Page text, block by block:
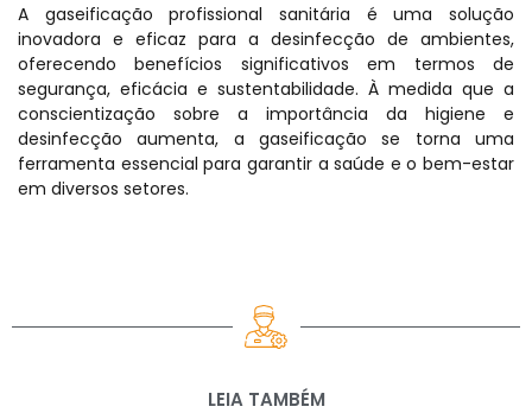
A gaseificação profissional sanitária é uma solução
inovadora e eficaz para a desinfecção de ambientes,
oferecendo benefícios significativos em termos de
segurança, eficácia e sustentabilidade. À medida que a
conscientização sobre a importância da higiene e
desinfecção aumenta, a gaseificação se torna uma
ferramenta essencial para garantir a saúde e o bem-estar
em diversos setores.
LEIA TAMBÉM